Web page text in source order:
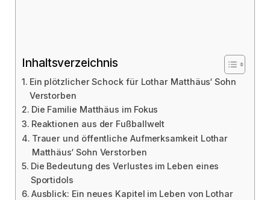
Inhaltsverzeichnis
Ein plötzlicher Schock für Lothar Matthäus‘ Sohn
Verstorben
Die Familie Matthäus im Fokus
Reaktionen aus der Fußballwelt
Trauer und öffentliche Aufmerksamkeit Lothar
Matthäus‘ Sohn Verstorben
Die Bedeutung des Verlustes im Leben eines
Sportidols
Ausblick: Ein neues Kapitel im Leben von Lothar